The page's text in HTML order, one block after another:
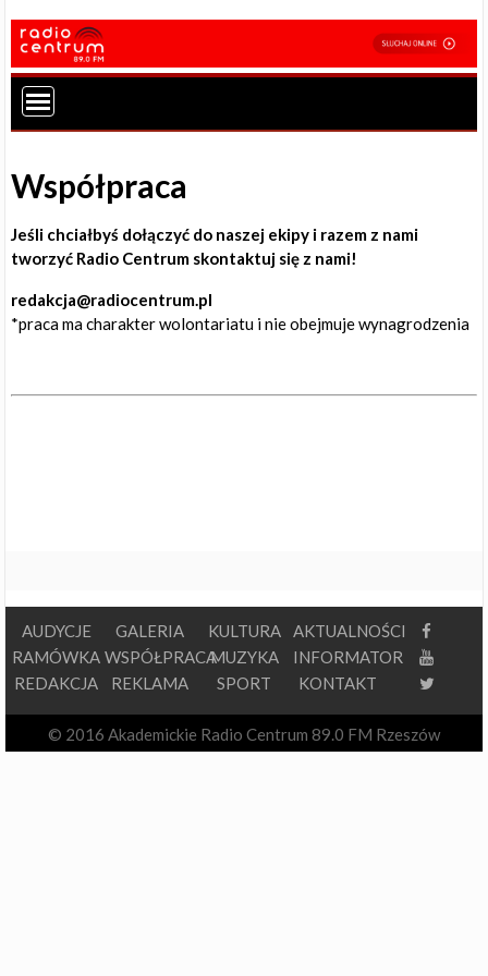
Współpraca
Jeśli chciałbyś dołączyć do naszej ekipy i razem z nami
tworzyć Radio Centrum skontaktuj się z nami!
redakcja@radiocentrum.pl
*praca ma charakter wolontariatu i nie obejmuje wynagrodzenia
AUDYCJE
RAMÓWKA
REDAKCJA
GALERIA
WSPÓŁPRACA
REKLAMA
KULTURA
MUZYKA
SPORT
AKTUALNOŚCI
INFORMATOR
KONTAKT
© 2016 Akademickie Radio Centrum 89.0 FM Rzeszów